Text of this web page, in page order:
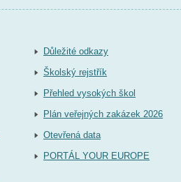
Důležité odkazy
Školský rejstřík
Přehled vysokých škol
Plán veřejných zakázek 2026
Otevřená data
PORTÁL YOUR EUROPE